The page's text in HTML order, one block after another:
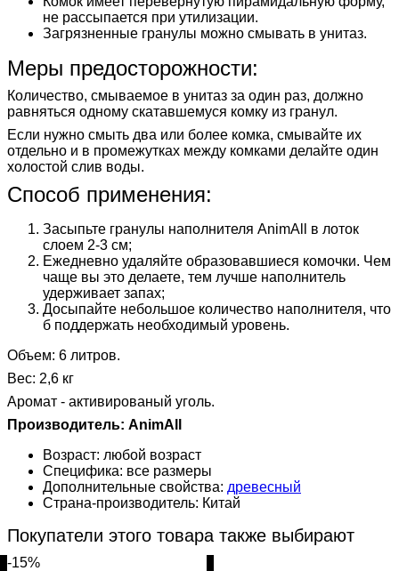
не рассыпается при утилизации.
Загрязненные гранулы можно смывать в унитаз.
Меры предосторожности:
Количество, смываемое в унитаз за один раз, должно
равняться одному скатавшемуся комку из гранул.
Если нужно смыть два или более комка, смывайте их
отдельно и в промежутках между комками делайте один
холостой слив воды.
Способ применения:
Засыпьте гранулы наполнителя AnimAll в лоток
слоем 2-3 см;
Ежедневно удаляйте образовавшиеся комочки. Чем
чаще вы это делаете, тем лучше наполнитель
удерживает запах;
Досыпайте небольшое количество наполнителя, что
б поддержать необходимый уровень.
Объем: 6 литров.
Вес: 2,6 кг
Аромат - активированый уголь.
Производитель: AnimAll
Возраст: любой возраст
Специфика: все размеры
Дополнительные свойства: древесный
Страна-производитель: Китай
Покупатели этого товара также выбирают
-15%